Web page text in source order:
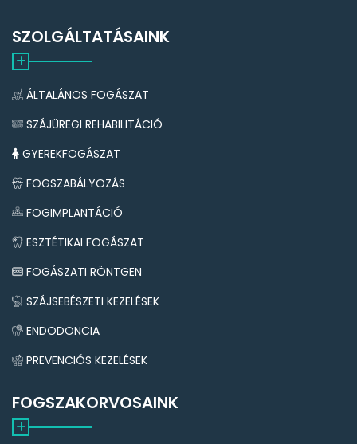
SZOLGÁLTATÁSAINK
ÁLTALÁNOS FOGÁSZAT
SZÁJÜREGI REHABILITÁCIÓ
GYEREKFOGÁSZAT
FOGSZABÁLYOZÁS
FOGIMPLANTÁCIÓ
ESZTÉTIKAI FOGÁSZAT
FOGÁSZATI RÖNTGEN
SZÁJSEBÉSZETI KEZELÉSEK
ENDODONCIA
PREVENCIÓS KEZELÉSEK
FOGSZAKORVOSAINK